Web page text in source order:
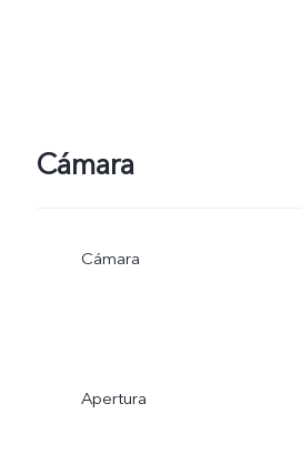
Cámara
Cámara
Apertura